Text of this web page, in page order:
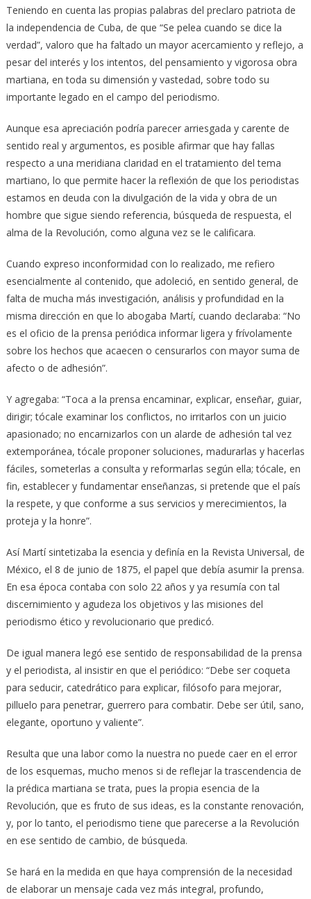
Teniendo en cuenta las propias palabras del preclaro patriota de
la independencia de Cuba, de que “Se pelea cuando se dice la
verdad”, valoro que ha faltado un mayor acercamiento y reflejo, a
pesar del interés y los intentos, del pensamiento y vigorosa obra
martiana, en toda su dimensión y vastedad, sobre todo su
importante legado en el campo del periodismo.
Aunque esa apreciación podría parecer arriesgada y carente de
sentido real y argumentos, es posible afirmar que hay fallas
respecto a una meridiana claridad en el tratamiento del tema
martiano, lo que permite hacer la reflexión de que los periodistas
estamos en deuda con la divulgación de la vida y obra de un
hombre que sigue siendo referencia, búsqueda de respuesta, el
alma de la Revolución, como alguna vez se le calificara.
Cuando expreso inconformidad con lo realizado, me refiero
esencialmente al contenido, que adoleció, en sentido general, de
falta de mucha más investigación, análisis y profundidad en la
misma dirección en que lo abogaba Martí, cuando declaraba: “No
es el oficio de la prensa periódica informar ligera y frívolamente
sobre los hechos que acaecen o censurarlos con mayor suma de
afecto o de adhesión”.
Y agregaba: “Toca a la prensa encaminar, explicar, enseñar, guiar,
dirigir; tócale examinar los conflictos, no irritarlos con un juicio
apasionado; no encarnizarlos con un alarde de adhesión tal vez
extemporánea, tócale proponer soluciones, madurarlas y hacerlas
fáciles, someterlas a consulta y reformarlas según ella; tócale, en
fin, establecer y fundamentar enseñanzas, si pretende que el país
la respete, y que conforme a sus servicios y merecimientos, la
proteja y la honre”.
Así Martí sintetizaba la esencia y definía en la Revista Universal, de
México, el 8 de junio de 1875, el papel que debía asumir la prensa.
En esa época contaba con solo 22 años y ya resumía con tal
discernimiento y agudeza los objetivos y las misiones del
periodismo ético y revolucionario que predicó.
De igual manera legó ese sentido de responsabilidad de la prensa
y el periodista, al insistir en que el periódico: “Debe ser coqueta
para seducir, catedrático para explicar, filósofo para mejorar,
pilluelo para penetrar, guerrero para combatir. Debe ser útil, sano,
elegante, oportuno y valiente”.
Resulta que una labor como la nuestra no puede caer en el error
de los esquemas, mucho menos si de reflejar la trascendencia de
la prédica martiana se trata, pues la propia esencia de la
Revolución, que es fruto de sus ideas, es la constante renovación,
y, por lo tanto, el periodismo tiene que parecerse a la Revolución
en ese sentido de cambio, de búsqueda.
Se hará en la medida en que haya comprensión de la necesidad
de elaborar un mensaje cada vez más integral, profundo,